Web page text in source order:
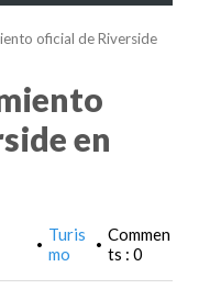
oficial de Riverside
en
• Turis
mo
• Commen
ts : 0